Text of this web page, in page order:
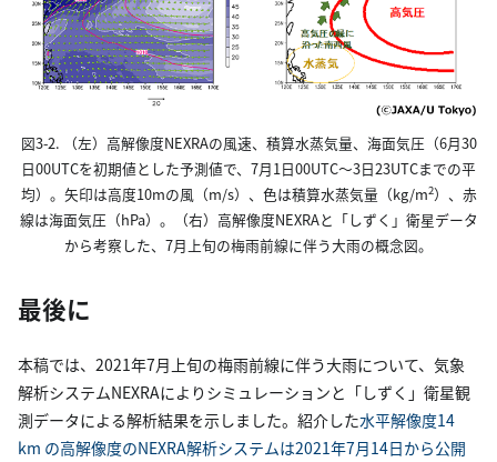
図3-2. （左）高解像度NEXRAの風速、積算水蒸気量、海面気圧（6月30
日00UTCを初期値とした予測値で、7月1日00UTC～3日23UTCまでの平
均）。矢印は高度10mの風（m/s）、色は積算水蒸気量（kg/m2）、赤
線は海面気圧（hPa）。（右）高解像度NEXRAと「しずく」衛星データ
から考察した、7月上旬の梅雨前線に伴う大雨の概念図。
最後に
本稿では、2021年7月上旬の梅雨前線に伴う大雨について、気象
解析システムNEXRAによりシミュレーションと「しずく」衛星観
測データによる解析結果を示しました。紹介した水平解像度14
km の高解像度のNEXRA解析システムは2021年7月14日から公開